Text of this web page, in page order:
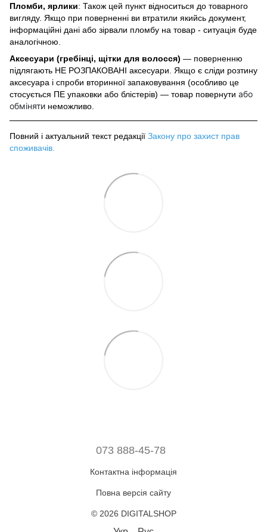
Пломби, ярлики: Також цей пункт відноситься до товарного
вигляду. Якщо при поверненні ви втратили якийсь документ,
інформаційні дані або зірвали пломбу на товар - ситуація буде
аналогічною.
Аксесуари (гребінці, щітки для волосся) — поверненню
підлягають НЕ РОЗПАКОВАНІ аксесуари. Якщо є сліди розтину
аксесуара і спроби вторинної запаковування (особливо це
стосується ПЕ упаковки або блістерів) — товар повернути або
обміняти неможливо.
Повний і актуальний текст редакції Закону про захист прав
споживачів.
073 888-45-78
Контактна інформація
Повна версія сайту
© 2026 DIGITALSHOP